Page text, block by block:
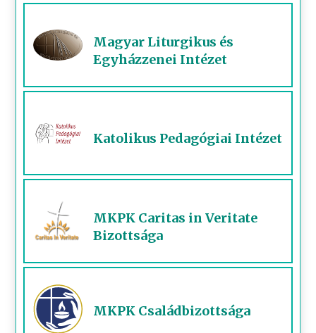
Magyar Liturgikus és
Egyházzenei Intézet
Katolikus Pedagógiai Intézet
MKPK Caritas in Veritate
Bizottsága
MKPK Családbizottsága